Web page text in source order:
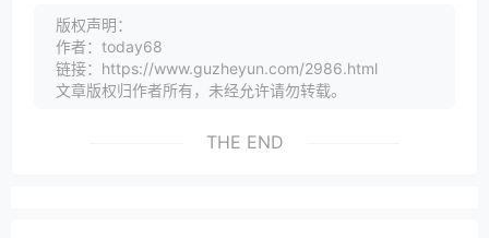
2G专用内存 55GB硬盘 80GB硬盘 60GB硬盘 3TB月
流量 3TB月流量 2TB月流量 1Gbps带宽 1Gbps带宽
1Gbps带宽 1个IPv4 1个IPv4 1个IPv4 3个IPv6 3个
IPv6 3个IPv6 15.5美元/年 27.5美元/年 25.25美元/年
购买cloudcone需要先充值，充值方法：
版权声明：
作者：today68
链接：https://www.guzheyun.com/2986.html
文章版权归作者所有，未经允许请勿转载。
THE END